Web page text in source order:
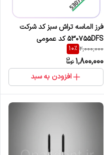
فرز الماسه تراش سبز کد شرکت
530755DFS کد عمومی
837/111/012
2,000,000
10%
1,800,000
افزودن به سبد